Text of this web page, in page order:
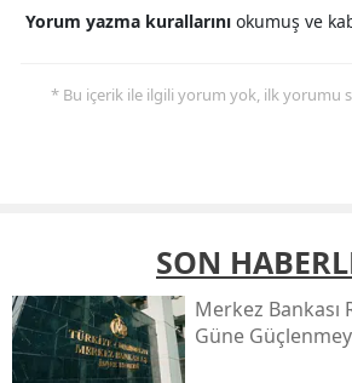
Yorum yazma kurallarını okumuş ve
* Bu içerik ile ilgili yorum yok, ilk yorumu
SON
Merkez Bankası
Güne